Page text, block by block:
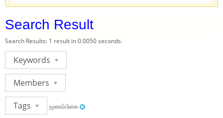
Search Result
Search Results: 1 result in 0.0050 seconds.
Keywords
Members
Tags மூகாம்பிகை